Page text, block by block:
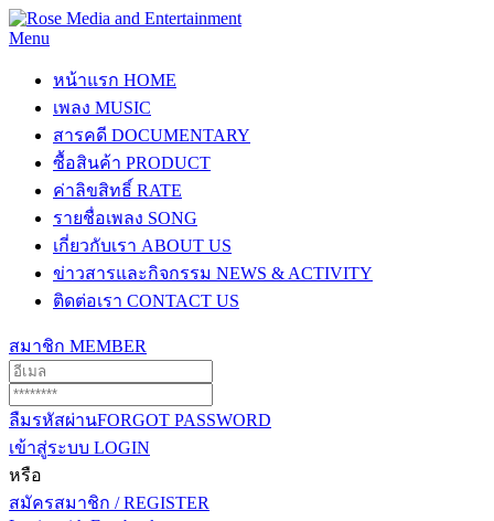
Menu
หน้าแรก HOME
เพลง MUSIC
สารคดี DOCUMENTARY
ซื้อสินค้า PRODUCT
ค่าลิขสิทธิ์ RATE
รายชื่อเพลง SONG
เกี่ยวกับเรา ABOUT US
ข่าวสารและกิจกรรม NEWS & ACTIVITY
ติดต่อเรา CONTACT US
สมาชิก MEMBER
ลืมรหัสผ่านFORGOT PASSWORD
เข้าสู่ระบบ LOGIN
หรือ
สมัครสมาชิก / REGISTER